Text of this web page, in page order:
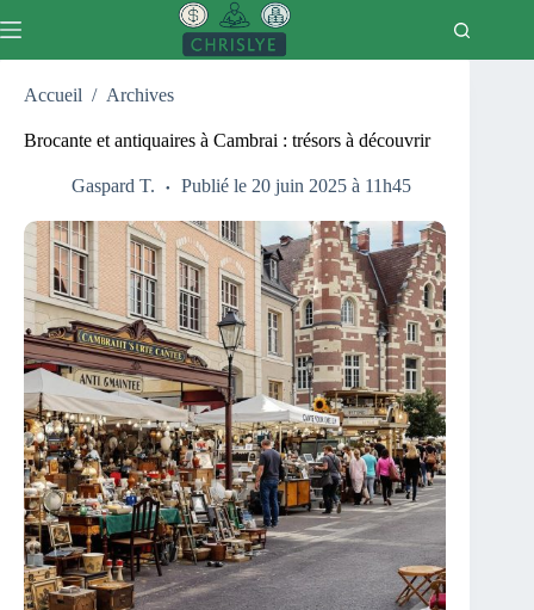
au
Accueil / Archives
Brocante et antiquaires à Cambrai : trésors à découvrir
Gaspard T. Publié le 20 juin 2025 à 11h45